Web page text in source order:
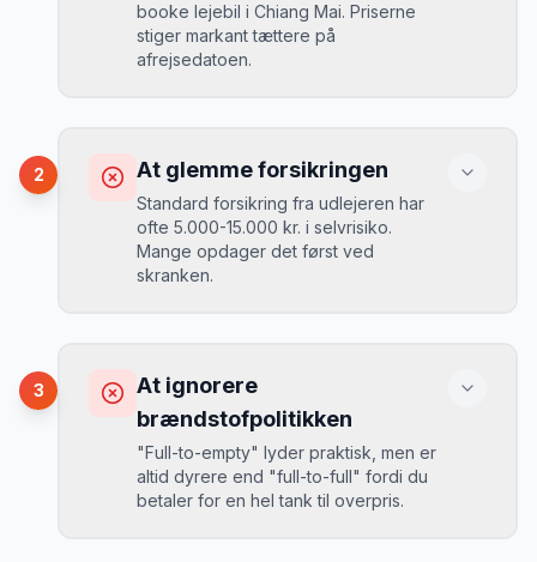
booke lejebil i Chiang Mai. Priserne
stiger markant tættere på
afrejsedatoen.
Du betaler 30-50% mere, og de bedste
biler er udsolgt.
Løsning
MJ
Mikkels erfaring
“I august 2024 så jeg priserne i Chiang
Mai stige fra 189 kr/dag til 349 kr/dag
på bare 2 uger. Book tidligt!”
2 At glemme forsikringen
Standard forsikring fra udlejeren har
ofte 5.000-15.000 kr. i selvrisiko.
Mange opdager det først ved
skranken.
Ved selv en mindre skade kan du blive
opkrævet tusindvis af kroner.
Løsning
Book altid med fuld kaskoforsikring uden
3
At ignorere
brændstofpolitikken
"Full-to-empty" lyder praktisk, men er
altid dyrere end "full-to-full" fordi du
betaler for en hel tank til overpris.